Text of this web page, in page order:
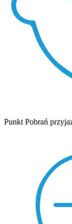
Punkt Pobrań